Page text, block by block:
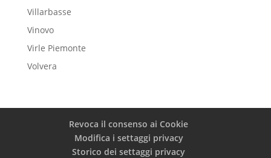
Villarbasse
Vinovo
Virle Piemonte
Volvera
Revoca il consenso ai Cookie
Modifica i settaggi privacy
Storico dei settaggi privacy